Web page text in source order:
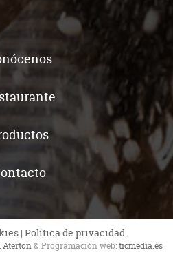
| Política de privacidad
Aterton& Programación web:ticmedia.es